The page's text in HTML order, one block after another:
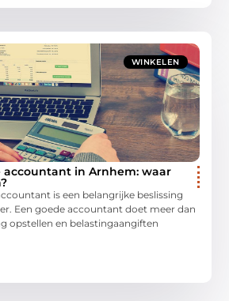
WINKELEN
accountant in Arnhem: waar
is een belangrijke beslissing
Een goede accountant doet meer dan
opstellen en belastingaangiften